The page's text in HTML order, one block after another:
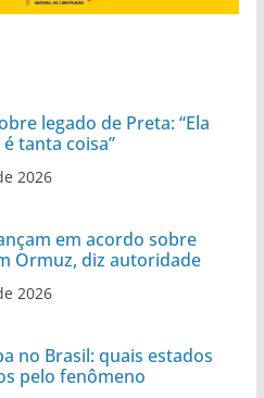
legado de Preta: “Ela
tanta coisa”
2026
em acordo sobre
Ormuz, diz autoridade
2026
no Brasil: quais estados
pelo fenômeno